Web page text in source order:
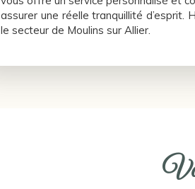
assurer une réelle tranquillité d’esprit.
le secteur de Moulins sur Allier.